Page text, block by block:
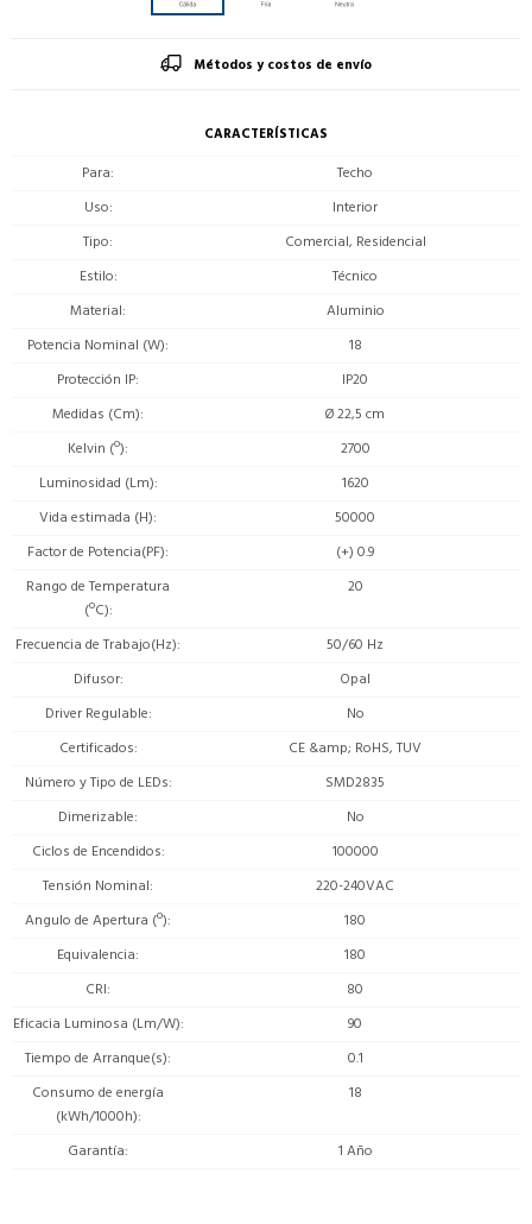
Métodos y costos de envío
CARACTERÍSTICAS
Para
Techo
Uso
Interior
Tipo
Comercial, Residencial
Estilo
Técnico
Material
Aluminio
Potencia Nominal (W)
18
Protección IP
IP20
Medidas (Cm)
Ø 22,5 cm
Kelvin (º)
2700
Luminosidad (Lm)
1620
Vida estimada (H)
50000
Factor de Potencia(PF)
(+) 0.9
Rango de Temperatura
(ºC)
20
Frecuencia de Trabajo(Hz)
50/60 Hz
Difusor
Opal
Driver Regulable
No
Certificados
CE &amp; RoHS, TUV
Número y Tipo de LEDs
SMD2835
Dimerizable
No
Ciclos de Encendidos
100000
Tensión Nominal
220-240VAC
Angulo de Apertura (º)
180
Equivalencia
180
CRI
80
Eficacia Luminosa (Lm/W)
90
Tiempo de Arranque(s)
0.1
Consumo de energía
(kWh/1000h)
18
Garantía 1 Año